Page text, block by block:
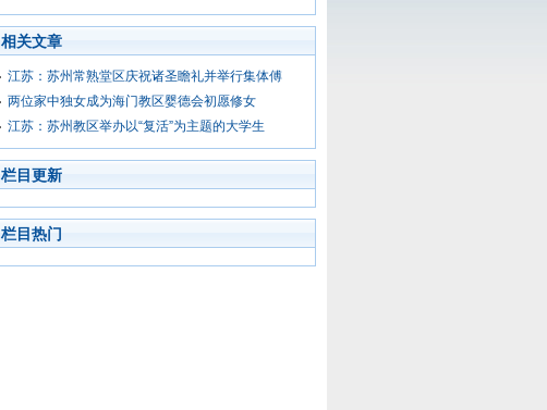
相关文章
江苏：苏州常熟堂区庆祝诸圣瞻礼并举行集体傅
两位家中独女成为海门教区婴德会初愿修女
江苏：苏州教区举办以“复活”为主题的大学生
栏目更新
栏目热门